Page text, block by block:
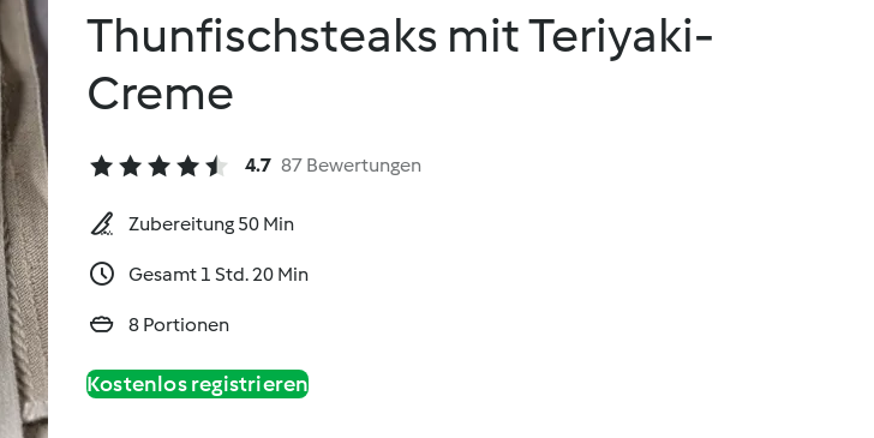
Thunfischsteaks mit Teriyaki-
Creme
4.7 87 Bewertungen
Zubereitung 50 Min
Gesamt 1 Std. 20 Min
8 Portionen
Kostenlos registrieren